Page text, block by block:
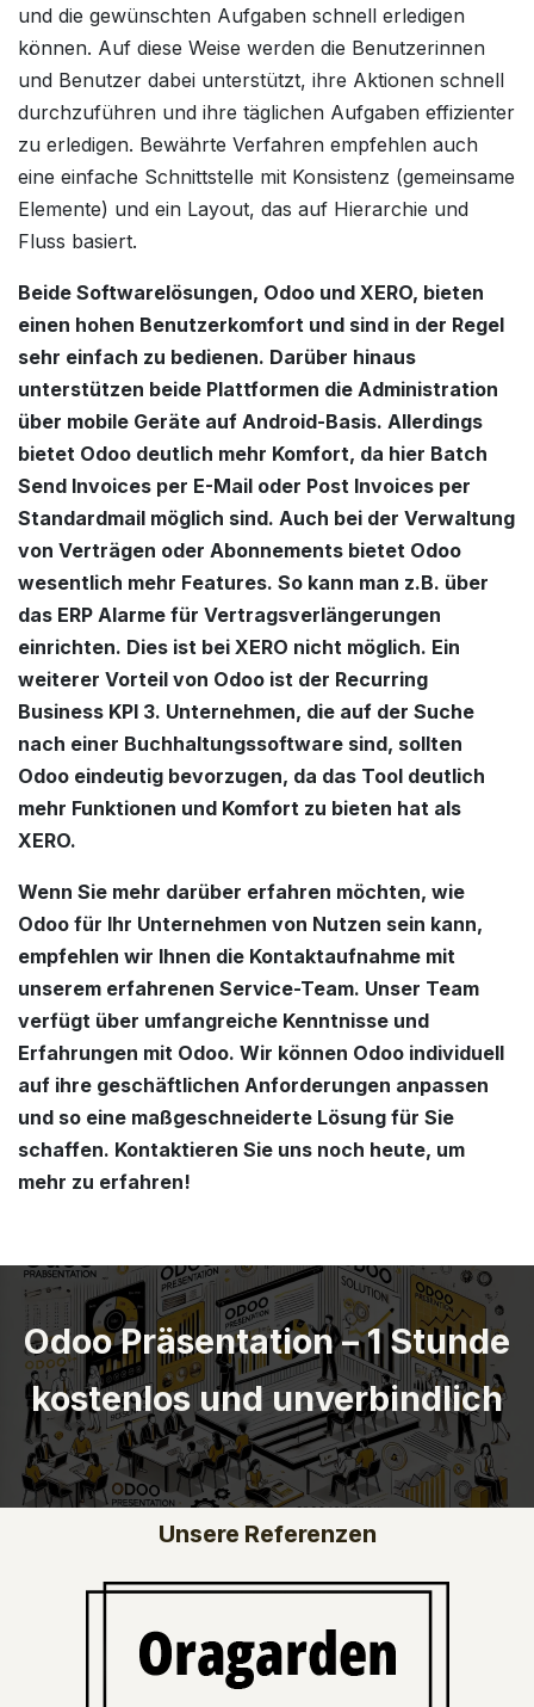
und die gewünschten Aufgaben schnell erledigen
können. Auf diese Weise werden die Benutzerinnen
und Benutzer dabei unterstützt, ihre Aktionen schnell
durchzuführen und ihre täglichen Aufgaben effizienter
zu erledigen. Bewährte Verfahren empfehlen auch
eine einfache Schnittstelle mit Konsistenz (gemeinsame
Elemente) und ein Layout, das auf Hierarchie und
Fluss basiert.
Beide Softwarelösungen, Odoo und XERO, bieten
einen hohen Benutzerkomfort und sind in der Regel
sehr einfach zu bedienen. Darüber hinaus
unterstützen beide Plattformen die Administration
über mobile Geräte auf Android-Basis. Allerdings
bietet Odoo deutlich mehr Komfort, da hier Batch
Send Invoices per E-Mail oder Post Invoices per
Standardmail möglich sind. Auch bei der Verwaltung
von Verträgen oder Abonnements bietet Odoo
wesentlich mehr Features. So kann man z.B. über
das ERP Alarme für Vertragsverlängerungen
einrichten. Dies ist bei XERO nicht möglich. Ein
weiterer Vorteil von Odoo ist der Recurring
Business KPI 3. Unternehmen, die auf der Suche
nach einer Buchhaltungssoftware sind, sollten
Odoo eindeutig bevorzugen, da das Tool deutlich
mehr Funktionen und Komfort zu bieten hat als
XERO.
Wenn Sie mehr darüber erfahren möchten, wie
Odoo für Ihr Unternehmen von Nutzen sein kann,
empfehlen wir Ihnen die Kontaktaufnahme mit
unserem erfahrenen Service-Team. Unser Team
verfügt über umfangreiche Kenntnisse und
Erfahrungen mit Odoo. Wir können Odoo individuell
auf ihre geschäftlichen Anforderungen anpassen
und so eine maßgeschneiderte Lösung für Sie
schaffen. Kontaktieren Sie uns noch heute, um
mehr zu erfahren!
Odoo Präsentation – 1 Stunde
kostenlos und unverbindlich
Unsere Referenzen